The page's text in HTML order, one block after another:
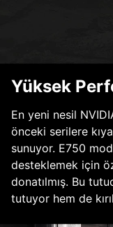
Yüksek
En yeni nesil
önceki serilere
sunuyor. E750
desteklemek için
donatılmış. Bu
tutuyor hem de